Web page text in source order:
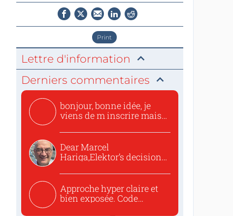
Print
Lettre d'information
Derniers commentaires
bonjour, bonne idée, je
viens de m inscrire mais
Dear Marcel
Hariga,Elektor’s decision
Approche hyper claire et
bien exposée. Code